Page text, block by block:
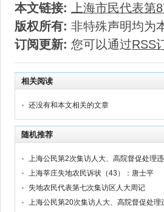
本文链接:
上海市民代表
版权所有: 非特殊声明均为
订阅更新: 您可以通过RSS
相关阅读
还没有和本文相关的文章
随机推荐
上海公民第2次集访人大、高院督促处理
上海莘庄失地农民诉状（43）：唐士平
失地农民代表第七次集访区人大周记
上海公民第20次集访人大、高院督促处理